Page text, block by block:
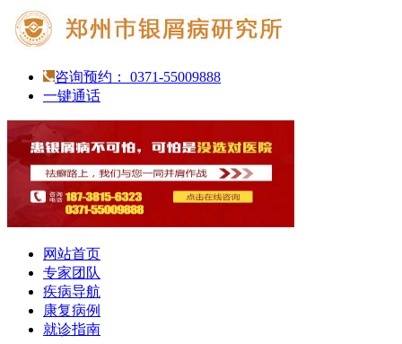
咨询预约： 0371-55009888
一键通话
网站首页
专家团队
疾病导航
康复病例
就诊指南